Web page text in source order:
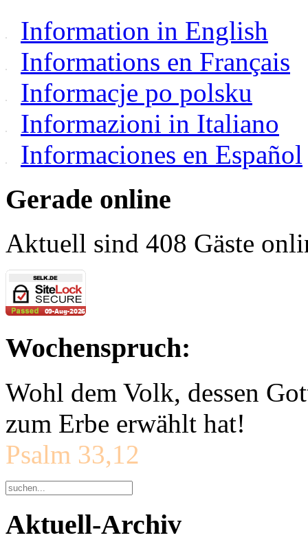
Information in English
Informations en Français
Informacje po polsku
Informazioni in Italiano
Informaciones en Español
Gerade online
Aktuell sind 408 Gäste
Wochenspruch:
Wohl dem Volk, dessen
zum Erbe erwählt hat!
Psalm 33,12
Aktuell-Archiv